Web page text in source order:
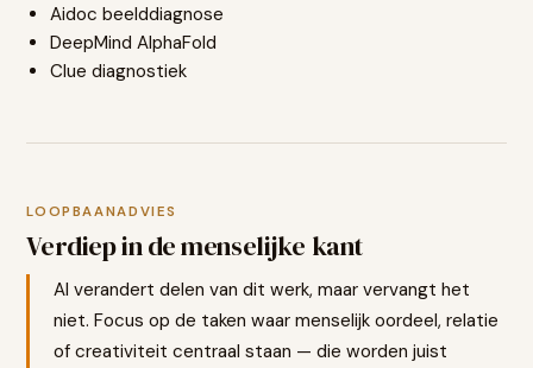
Aidoc beelddiagnose
DeepMind AlphaFold
Clue diagnostiek
LOOPBAANADVIES
Verdiep in de menselijke kant
AI verandert delen van dit werk, maar vervangt het
niet. Focus op de taken waar menselijk oordeel, relatie
of creativiteit centraal staan — die worden juist